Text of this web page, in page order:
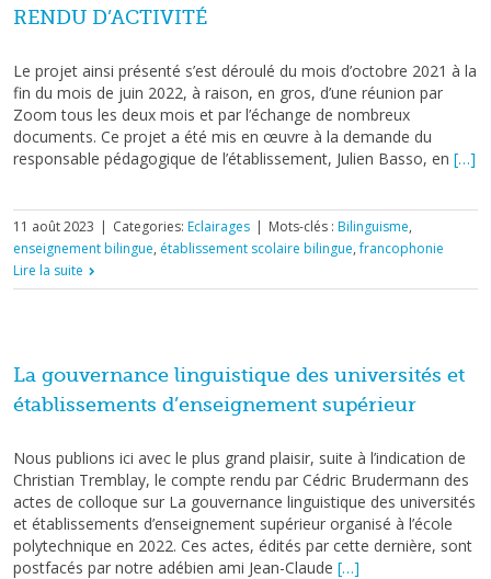
RENDU D’ACTIVITÉ
Le projet ainsi présenté s’est déroulé du mois d’octobre 2021 à la
fin du mois de juin 2022, à raison, en gros, d’une réunion par
Zoom tous les deux mois et par l’échange de nombreux
documents. Ce projet a été mis en œuvre à la demande du
responsable pédagogique de l’établissement, Julien Basso, en […]
11 août 2023 | Categories: Eclairages | Mots-clés : Bilinguisme,
enseignement bilingue, établissement scolaire bilingue,francophonie
Lire la suite
La gouvernance linguistique des universités et
établissements d’enseignement supérieur
Nous publions ici avec le plus grand plaisir, suite à l’indication de
Christian Tremblay, le compte rendu par Cédric Brudermann des
actes de colloque sur La gouvernance linguistique des universités
et établissements d’enseignement supérieur organisé à l’école
polytechnique en 2022. Ces actes, édités par cette dernière, sont
postfacés par notre adébien ami Jean-Claude […]